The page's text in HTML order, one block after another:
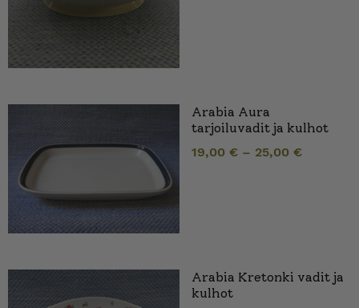
Arabia Aura
tarjoiluvadit ja kulhot
19,00 € – 25,00 €
Arabia Kretonki vadit ja
kulhot